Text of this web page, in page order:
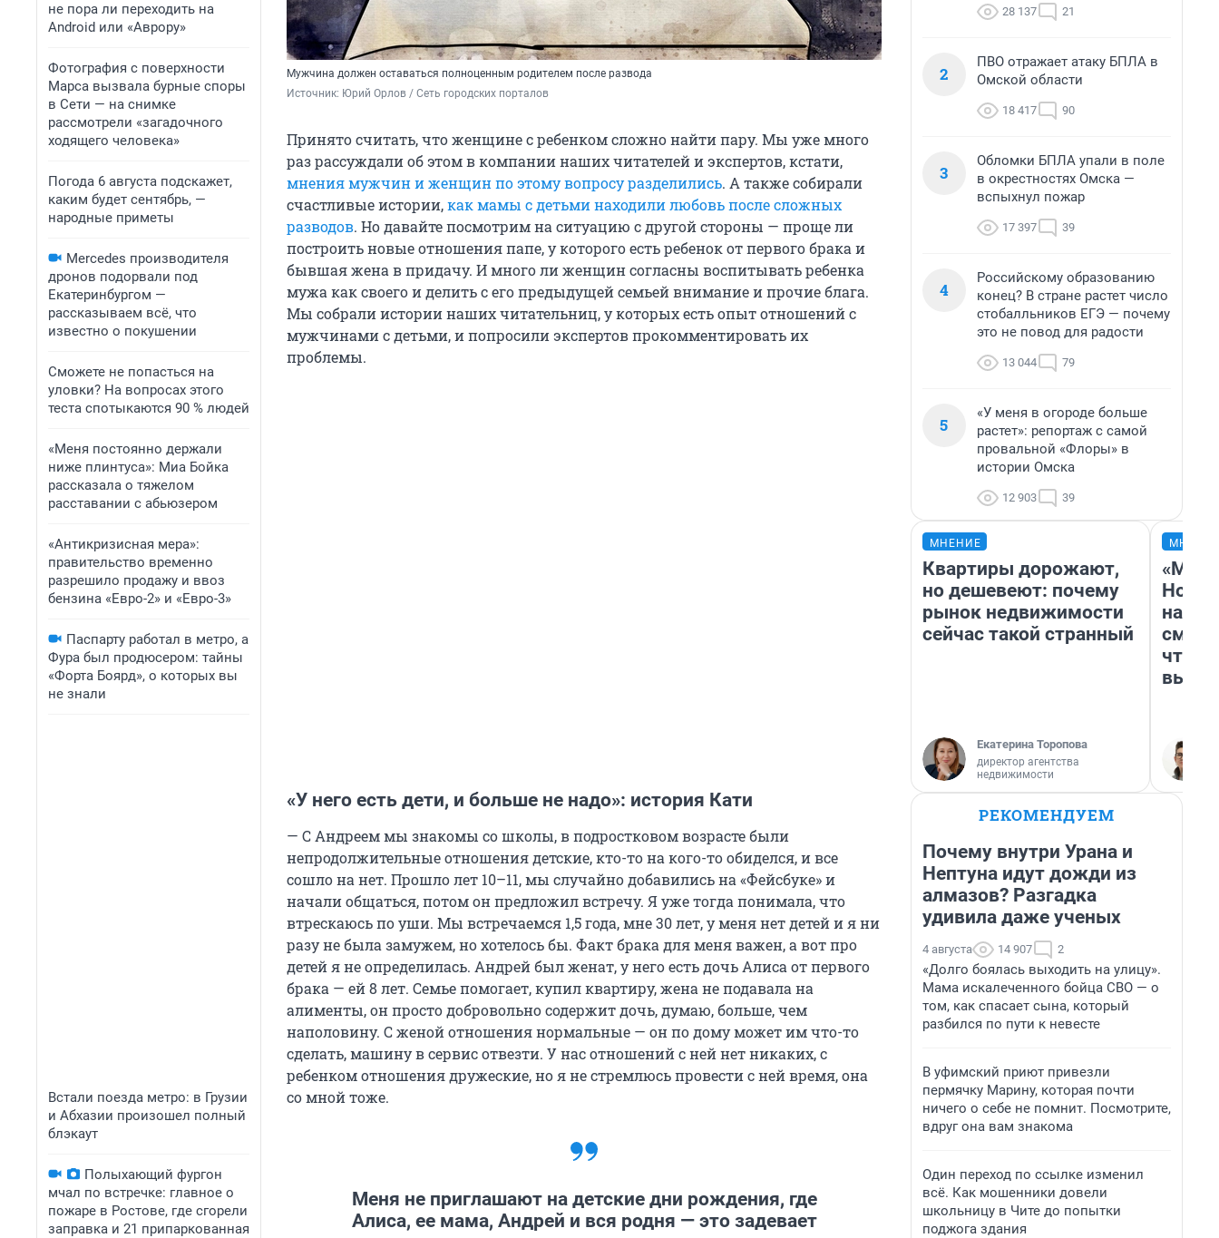
не пора ли переходить на
Android или «Аврору»
Фотография с поверхности
Марса вызвала бурные споры
в Сети — на снимке
рассмотрели «загадочного
ходящего человека»
Погода 6 августа подскажет,
каким будет сентябрь, —
народные приметы
Mercedes производителя
дронов подорвали под
Екатеринбургом —
рассказываем всё, что
известно о покушении
Сможете не попасться на
уловки? На вопросах этого
теста спотыкаются 90 % людей
«Меня постоянно держали
ниже плинтуса»: Миа Бойка
рассказала о тяжелом
расставании с абьюзером
«Антикризисная мера»:
правительство временно
разрешило продажу и ввоз
бензина «Евро-2» и «Евро-3»
Паспарту работал в метро, а
Фура был продюсером: тайны
«Форта Боярд», о которых вы
не знали
Встали поезда метро: в Грузии
и Абхазии произошел полный
блэкаут
Полыхающий фургон
мчал по встречке: главное о
пожаре в Ростове, где сгорели
заправка и 21 припаркованная
Мужчина должен оставаться полноценным родителем после развода
Источник: Юрий Орлов / Сеть городских порталов
Принято считать, что женщине с ребенком сложно найти пару. Мы уже много
раз рассуждали об этом в компании наших читателей и экспертов, кстати,
мнения мужчин и женщин по этому вопросу разделились. А также собирали
счастливые истории,как мамы с детьми находили любовь после сложных
разводов. Но давайте посмотрим на ситуацию с другой стороны — проще ли
построить новые отношения папе, у которого есть ребенок от первого брака и
бывшая жена в придачу. И много ли женщин согласны воспитывать ребенка
мужа как своего и делить с его предыдущей семьей внимание и прочие блага.
Мы собрали истории наших читательниц, у которых есть опыт отношений с
мужчинами с детьми, и попросили экспертов прокомментировать их
проблемы.
«У него есть дети, и больше не надо»: история Кати
— С Андреем мы знакомы со школы, в подростковом возрасте были
непродолжительные отношения детские, кто-то на кого-то обиделся, и все
сошло на нет. Прошло лет 10–11, мы случайно добавились на «Фейсбуке» и
начали общаться, потом он предложил встречу. Я уже тогда понимала, что
втрескаюсь по уши. Мы встречаемся 1,5 года, мне 30 лет, у меня нет детей и я ни
разу не была замужем, но хотелось бы. Факт брака для меня важен, а вот про
детей я не определилась. Андрей был женат, у него есть дочь Алиса от первого
брака — ей 8 лет. Семье помогает, купил квартиру, жена не подавала на
алименты, он просто добровольно содержит дочь, думаю, больше, чем
наполовину. С женой отношения нормальные — он по дому может им что-то
сделать, машину в сервис отвезти. У нас отношений с ней нет никаких, с
ребенком отношения дружеские, но я не стремлюсь провести с ней время, она
со мной тоже.
Меня не приглашают на детские дни рождения, где
Алиса, ее мама, Андрей и вся родня — это задевает
28 137 21
2
ПВО отражает атаку БПЛА в
Омской области
18 417 90
3
Обломки БПЛА упали в поле
в окрестностях Омска —
вспыхнул пожар
17 397 39
4
Российскому образованию
конец? В стране растет число
стобалльников ЕГЭ — почему
это не повод для радости
13 044 79
5
«У меня в огороде больше
растет»: репортаж с самой
провальной «Флоры» в
истории Омска
12 903 39
МНЕНИЕ
Квартиры дорожают,
но дешевеют: почему
рынок недвижимости
сейчас такой странный
Екатерина Торопова
директор агентства
недвижимости
«Мы
РЕКОМЕНДУЕМ
Почему внутри Урана и
Нептуна идут дожди из
алмазов? Разгадка
удивила даже ученых
4 августа 14 907 2
«Долго боялась выходить на улицу».
Мама искалеченного бойца СВО — о
том, как спасает сына, который
разбился по пути к невесте
В уфимский приют привезли
пермячку Марину, которая почти
ничего о себе не помнит. Посмотрите,
вдруг она вам знакома
Один переход по ссылке изменил
всё. Как мошенники довели
школьницу в Чите до попытки
поджога здания